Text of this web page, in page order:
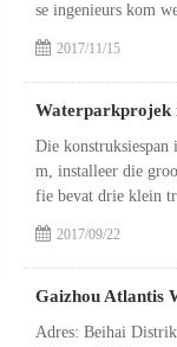
2017/11/15
se ingenieurs kom
Waterparkprojek
2017/09/22
Die
m, installeer die
fie bevat drie klein
Gaizhou Atlantis
Adres: Beihai